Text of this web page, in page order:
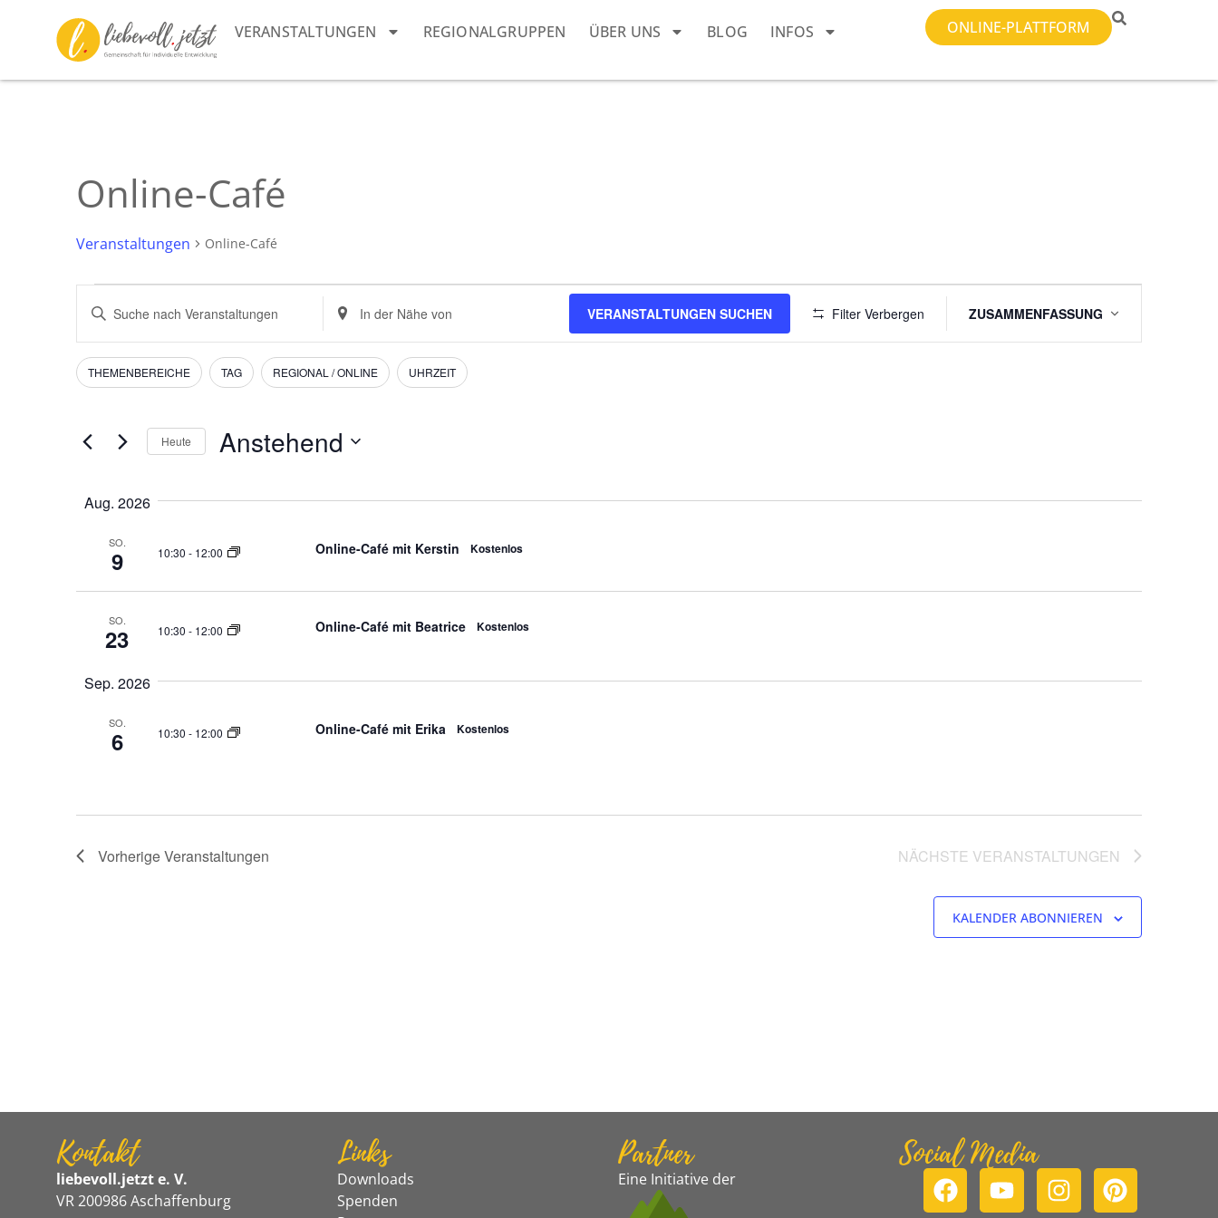
VERANSTALTUNGEN REGIONALGRUPPEN ÜBER UNS BLOG INFOS ONLINE-PLATTFORM
Online-Café
Veranstaltungen Online-Café
Veranstaltungen
Suche
und
Navigation
Bitte
Schlüsselwort
Suche
nach
Veranstaltungen
Schlüsselwort.
Standort
eingeben.
Suche
nach
Veranstaltungen.
VERANSTALTUNGEN SUCHEN Filter Verbergen
Ansichten-
ZUSAMMENFASSUNG
Filter
Das
Ändern
Formular-
Eingabefelder
die
Veranstaltungen
gefilterten
Ergebnissen
THEMENBEREICHE TAG REGIONAL / ONLINE UHRZEIT
Heute Anstehend
Aug. 2026
SO.
9 10:30 - 12:00 Online-Café mit Kerstin Kostenlos
SO.
23 10:30 - 12:00 Online-Café mit Beatrice Kostenlos
Sep. 2026
SO.
6 10:30 - 12:00 Online-Café mit Erika Kostenlos
VorherigeVeranstaltungen NÄCHSTE VERANSTALTUNGEN
KALENDER ABONNIEREN
Kontakt
liebevoll.jetzt e. V.
VR 200986 Aschaffenburg
Links
Downloads
Spenden
Partner
Eine Initiative der
Social Media